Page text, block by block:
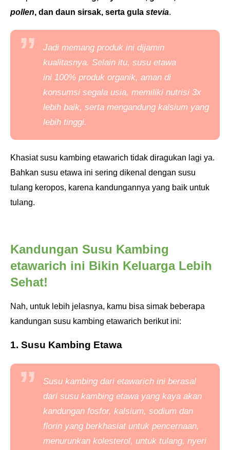
pollen, dan daun sirsak, serta gula stevia.
Jadi memang produk ini dijamin
kualitasnya. Selain itu, susu etawa
ini 100% produk organik, aman di
konsumsi segala usia, memiliki nutrisi 3x
lebih baik, serta mengandung kalsium yang
lebih tinggi.
Khasiat susu kambing etawarich tidak diragukan lagi ya.
Bahkan susu etawa ini sering dikenal dengan susu
tulang keropos, karena kandungannya yang baik untuk
tulang.
Kandungan Susu Kambing
etawarich ini Bikin Keluarga Lebih
Sehat!
Nah, untuk lebih jelasnya, kamu bisa simak beberapa
kandungan susu kambing etawarich berikut ini:
1. Susu Kambing Etawa
Susu kambing dari etawarich ini berasal
dari susu kambing etawa yang kaya akan
kandungan fosfor, kalsium, sodium dan
florin yang berkhasiat untuk pencernaan,
menurunkan kolesterol, untuk tulang, nyeri